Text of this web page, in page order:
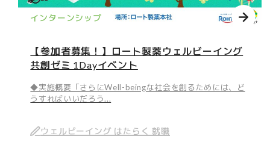
インターンシップ
【参加者募集！】ロート製薬ウェルビーイング
共創ゼミ 1Dayイベント
◆実施概要「さらにWell-beingな社会を創るためには、ど
うすればいいだろう...
ウェルビーイング はたらく 就職